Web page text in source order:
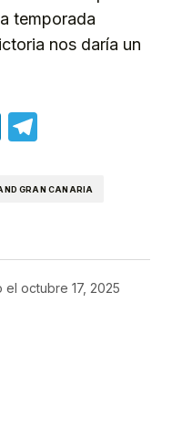
temporada
nos daría un
LinkedIn
GRAN CANARIA
el octubre 17, 2025